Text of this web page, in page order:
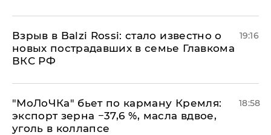
Взрыв в Balzi Rossi: стало известно о
новых пострадавших в семье Главкома
ВКС РФ
19:16
​"МоЛоЧКа" бьет по карману Кремля:
экспорт зерна −37,6 %, масла вдвое,
уголь в коллапсе
18:58